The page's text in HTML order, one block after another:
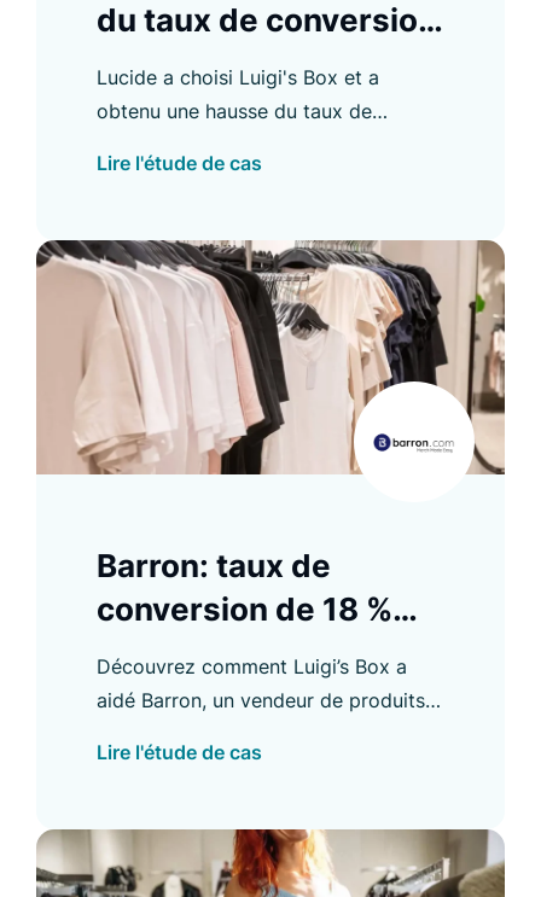
du taux de conversion
B2B de 8 %
Lucide a choisi Luigi's Box et a
obtenu une hausse du taux de
améliorations. Découvrez les détails
Lire l'étude de cas
Barron: taux de
conversion de 18 %
pour les Product
Listing
Découvrez comment Luigi’s Box a
aidé Barron, un vendeur de produits
de conversion e-commerce, et bien
Lire l'étude de cas